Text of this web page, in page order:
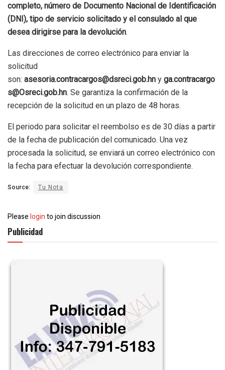
completo, número de Documento Nacional de Identificación
(DNI), tipo de servicio solicitado y el consulado al que
desea dirigirse para la devolución.
Las direcciones de correo electrónico para enviar la
solicitud
son: asesoria.contracargos@dsreci.gob.hn y ga.contracargo
s@Osreci.gob.hn. Se garantiza la confirmación de la
recepción de la solicitud en un plazo de 48 horas.
El periodo para solicitar el reembolso es de 30 días a partir
de la fecha de publicación del comunicado. Una vez
procesada la solicitud, se enviará un correo electrónico con
la fecha para efectuar la devolución correspondiente.
Source: Tu Nota
Pleaseloginto join discussion
Publicidad